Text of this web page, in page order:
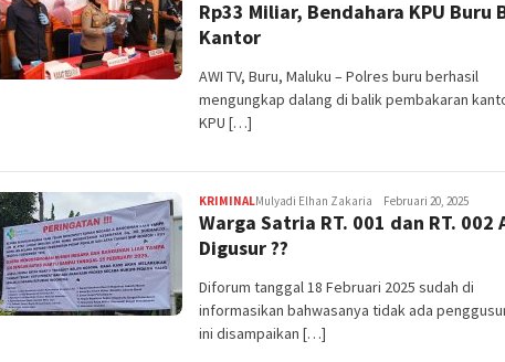
Rp33 Miliar, Bendahara KPU Buru
Kantor
AWI TV, Buru, Maluku – Polres buru berhasil
mengungkap dalang di balik pembakaran
KPU […]
KRIMINALMulyadi Elhan Zakaria Februari 20, 2025
Warga Satria RT. 001 dan RT. 002
Digusur ??
Diforum tanggal 18 Februari 2025 sudah di
informasikan bahwasanya tidak ada
ini disampaikan […]